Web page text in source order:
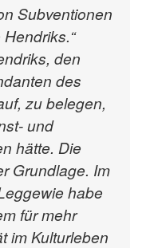
Subventionen
den
des
zu belegen,
und
hätte. Die
Grundlage. Im
habe
für mehr
im Kulturleben